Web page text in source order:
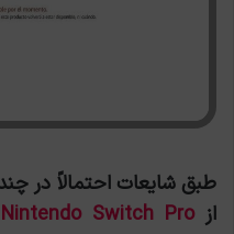
طبق شایعات احتمالاً در
ازNintendo Switch Pro